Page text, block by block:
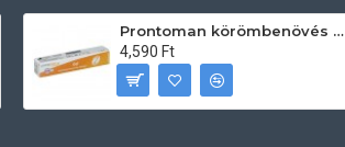
Prontoman körömbenövés kezelő gél tamponáláshoz 20 ml
4,590 Ft